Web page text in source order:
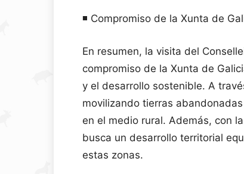
◾️ Compromiso de la Xunta de
En resumen, la visita del
compromiso de la Xunta de
y el desarrollo sostenible. A
movilizando tierras
en el medio rural. Además, con
busca un desarrollo territorial
estas zonas.